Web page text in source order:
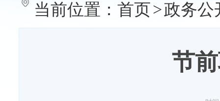
当前位置： 首页>政务公
节